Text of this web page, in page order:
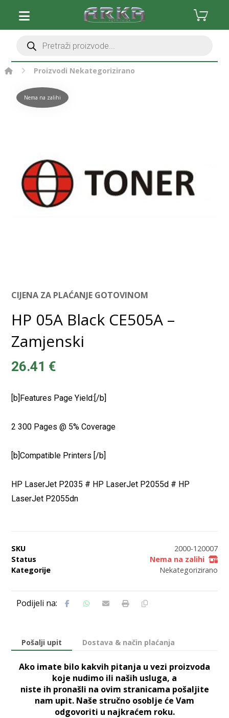
Proizvodi Nekategorizirano
Nema na zalihi
CIJENA ZA PLAĆANJE GOTOVINOM
HP 05A Black CE505A –
Zamjenski
26.41 €
[b]Features Page Yield:[/b]
2 300 Pages @ 5% Coverage
[b]Compatible Printers [/b]
HP LaserJet P2035 # HP LaserJet P2055d # HP
LaserJet P2055dn
SKU
2000-120007
Status
Nema na zalihi
Kategorije
Nekategorizirano
Pošalji upit Dostava & način plaćanja
Ako imate bilo kakvih pitanja u vezi proizvoda
koje nudimo ili naših usluga, a
niste ih pronašli na ovim stranicama pošaljite
nam upit. Naše stručno osoblje će Vam
odgovoriti u najkraćem roku.